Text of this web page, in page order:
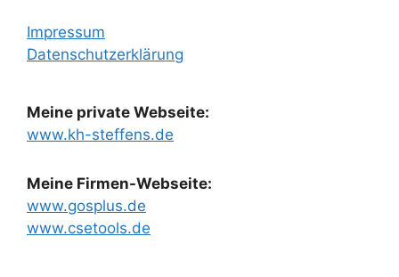
Impressum
Datenschutzerklärung
Meine private Webseite:
www.kh-steffens.de
Meine Firmen-Webseite:
www.gosplus.de
www.csetools.de